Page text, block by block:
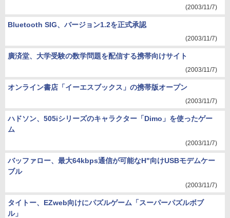
(2003/11/7)
Bluetooth SIG、バージョン1.2を正式承認
(2003/11/7)
廣済堂、大学受験の数学問題を配信する携帯向けサイト
(2003/11/7)
オンライン書店「イーエスブックス」の携帯版オープン
(2003/11/7)
ハドソン、505iシリーズのキャラクター「Dimo」を使ったゲー
ム
(2003/11/7)
バッファロー、最大64kbps通信が可能なH"向けUSBモデムケー
ブル
(2003/11/7)
タイトー、EZweb向けにパズルゲーム「スーパーパズルボブ
ル」